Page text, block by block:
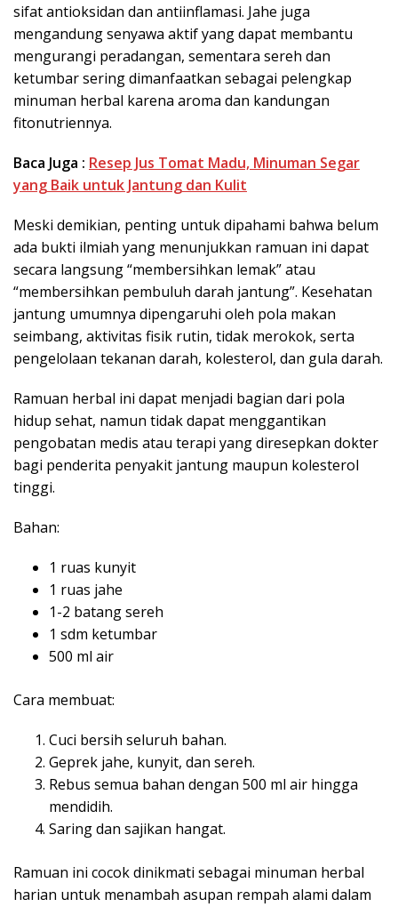
sifat antioksidan dan antiinflamasi. Jahe juga
mengandung senyawa aktif yang dapat membantu
mengurangi peradangan, sementara sereh dan
ketumbar sering dimanfaatkan sebagai pelengkap
minuman herbal karena aroma dan kandungan
fitonutriennya.
Baca Juga : Resep Jus Tomat Madu, Minuman Segar
yang Baik untuk Jantung dan Kulit
Meski demikian, penting untuk dipahami bahwa belum
ada bukti ilmiah yang menunjukkan ramuan ini dapat
secara langsung “membersihkan lemak” atau
“membersihkan pembuluh darah jantung”. Kesehatan
jantung umumnya dipengaruhi oleh pola makan
seimbang, aktivitas fisik rutin, tidak merokok, serta
pengelolaan tekanan darah, kolesterol, dan gula darah.
Ramuan herbal ini dapat menjadi bagian dari pola
hidup sehat, namun tidak dapat menggantikan
pengobatan medis atau terapi yang diresepkan dokter
bagi penderita penyakit jantung maupun kolesterol
tinggi.
Bahan:
1 ruas kunyit
1 ruas jahe
1-2 batang sereh
1 sdm ketumbar
500 ml air
Cara membuat:
Cuci bersih seluruh bahan.
Geprek jahe, kunyit, dan sereh.
Rebus semua bahan dengan 500 ml air hingga
mendidih.
Saring dan sajikan hangat.
Ramuan ini cocok dinikmati sebagai minuman herbal
harian untuk menambah asupan rempah alami dalam